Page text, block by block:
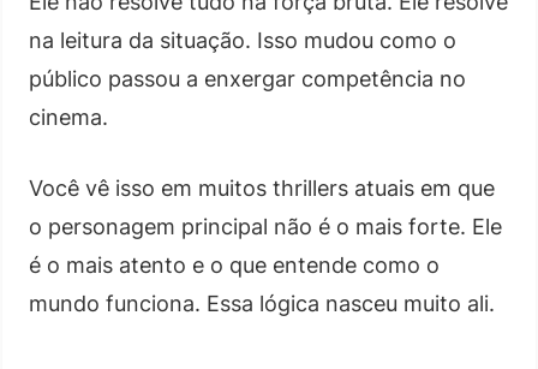
na leitura da situação. Isso mudou como o
público passou a enxergar competência no
cinema.
Você vê isso em muitos thrillers atuais em que
o personagem principal não é o mais forte. Ele
é o mais atento e o que entende como o
mundo funciona. Essa lógica nasceu muito ali.